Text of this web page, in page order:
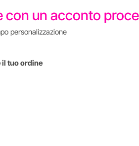
un acconto
personalizzazione
il tuo ordine